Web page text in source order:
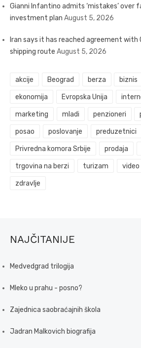
Gianni Infantino admits ‘mistakes’ over
investment plan August 5, 2026
Iran says it has reached agreement with
shipping route August 5, 2026
akcije Beograd berza biznis
ekonomija Evropska Unija
marketing mladi penzioneri
posao poslovanje preduzetnici
Privredna komora Srbije prodaja
trgovina na berzi turizam video
zdravlje
NAJČITANIJE
Medvedgrad trilogija
Mleko u prahu - posno?
Zajednica saobraćajnih škola
Jadran Malkovich biografija